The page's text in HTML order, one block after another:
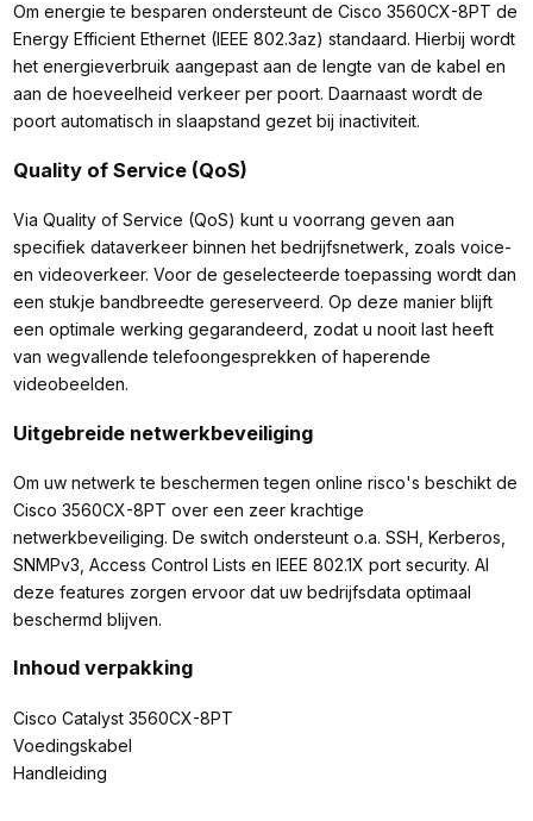
Om energie te besparen ondersteunt de Cisco 3560CX-8PT de
Energy Efficient Ethernet (IEEE 802.3az) standaard. Hierbij wordt
het energieverbruik aangepast aan de lengte van de kabel en
aan de hoeveelheid verkeer per poort. Daarnaast wordt de
poort automatisch in slaapstand gezet bij inactiviteit.
Quality of Service (QoS)
Via Quality of Service (QoS) kunt u voorrang geven aan
specifiek dataverkeer binnen het bedrijfsnetwerk, zoals voice-
en videoverkeer. Voor de geselecteerde toepassing wordt dan
een stukje bandbreedte gereserveerd. Op deze manier blijft
een optimale werking gegarandeerd, zodat u nooit last heeft
van wegvallende telefoongesprekken of haperende
videobeelden.
Uitgebreide netwerkbeveiliging
Om uw netwerk te beschermen tegen online risco's beschikt de
Cisco 3560CX-8PT over een zeer krachtige
netwerkbeveiliging. De switch ondersteunt o.a. SSH, Kerberos,
SNMPv3, Access Control Lists en IEEE 802.1X port security. Al
deze features zorgen ervoor dat uw bedrijfsdata optimaal
beschermd blijven.
Inhoud verpakking
Cisco Catalyst 3560CX-8PT
Voedingskabel
Handleiding